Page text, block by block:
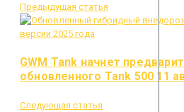
Предыдущая статья
GWM Tank начнет
обновленного Tank 500 11
Следующая статья